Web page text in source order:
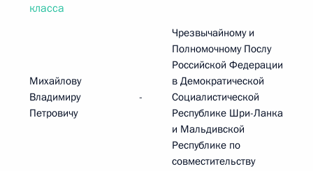
класса
Михайлову
Владимиру
Петровичу
-
Чрезвычайному и
Полномочному Послу
Российской Федерации
в Демократической
Социалистической
Республике Шри-Ланка
и Мальдивской
Республике по
совместительству